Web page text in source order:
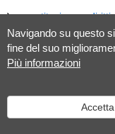
Navigando su questo
fine del suo
Più informazioni
Accetta
costituzione e diritti
energia